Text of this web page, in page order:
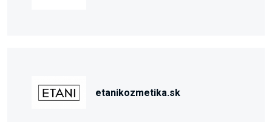
etanikozmetika.sk